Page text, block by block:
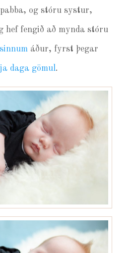
og stóru systur,
hef fengið að mynda stóru
sinnumáður, fyrst þegar
daga gömul.